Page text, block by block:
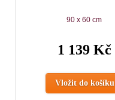
90 x 60 cm
1 139 Kč
Vložit do košíku